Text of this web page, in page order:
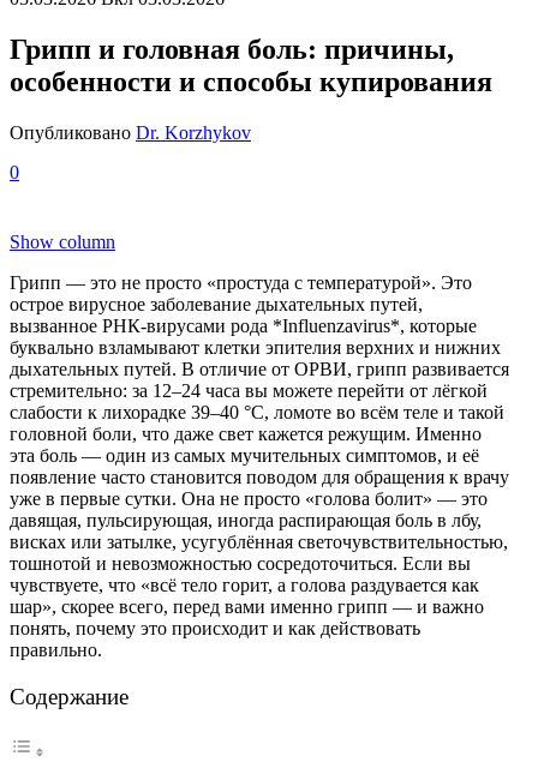
Грипп и головная боль: причины,
особенности и способы купирования
Опубликовано Dr. Korzhykov
0
Show column
Грипп — это не просто «простуда с температурой». Это
острое вирусное заболевание дыхательных путей,
вызванное РНК-вирусами рода *Influenzavirus*, которые
буквально взламывают клетки эпителия верхних и нижних
дыхательных путей. В отличие от ОРВИ, грипп развивается
стремительно: за 12–24 часа вы можете перейти от лёгкой
слабости к лихорадке 39–40 °C, ломоте во всём теле и такой
головной боли, что даже свет кажется режущим. Именно
эта боль — один из самых мучительных симптомов, и её
появление часто становится поводом для обращения к врачу
уже в первые сутки. Она не просто «голова болит» — это
давящая, пульсирующая, иногда распирающая боль в лбу,
висках или затылке, усугублённая светочувствительностью,
тошнотой и невозможностью сосредоточиться. Если вы
чувствуете, что «всё тело горит, а голова раздувается как
шар», скорее всего, перед вами именно грипп — и важно
понять, почему это происходит и как действовать
правильно.
Содержание